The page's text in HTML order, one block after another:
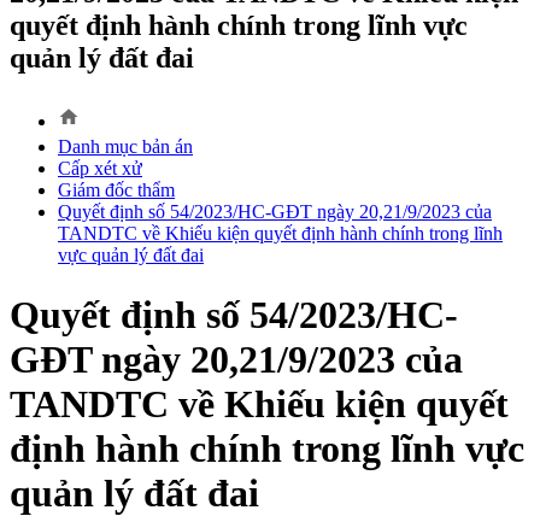
quyết định hành chính trong lĩnh vực
quản lý đất đai
home
Danh mục bản án
Cấp xét xử
Giám đốc thẩm
Quyết định số 54/2023/HC-GĐT ngày 20,21/9/2023 của
TANDTC về Khiếu kiện quyết định hành chính trong lĩnh
vực quản lý đất đai
Quyết định số 54/2023/HC-
GĐT ngày 20,21/9/2023 của
TANDTC về Khiếu kiện quyết
định hành chính trong lĩnh vực
quản lý đất đai